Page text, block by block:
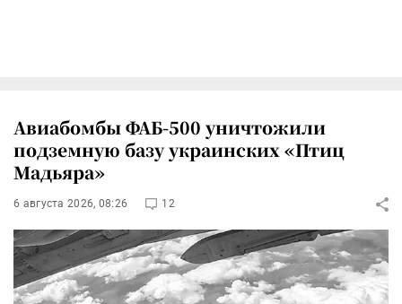
Авиабомбы ФАБ-500 уничтожили
подземную базу украинских «Птиц
Мадьяра»
6 августа 2026, 08:26 12